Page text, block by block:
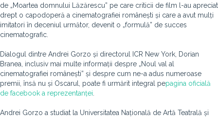
de „Moartea domnului Lăzărescu” pe care criticii de film l-au apreciat
drept o capodoperă a cinematografiei românești și care a avut mulți
imitatori în deceniul următor, devenit o „formulă” de succes
cinematografic.
Dialogul dintre Andrei Gorzo și directorul ICR New York, Dorian
Branea, inclusiv mai multe informații despre „Noul val al
cinematografiei românești” și despre cum ne-a adus numeroase
premii, însă nu și Oscarul, poate fi urmărit integral pepagina oficială
de facebook a reprezentanței
Andrei Gorzo a studiat la Universitatea Națională de Artă Teatrală și